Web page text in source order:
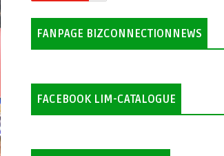
FANPAGE BIZCONNECTIONNEWS
FACEBOOK LIM-CATALOGUE